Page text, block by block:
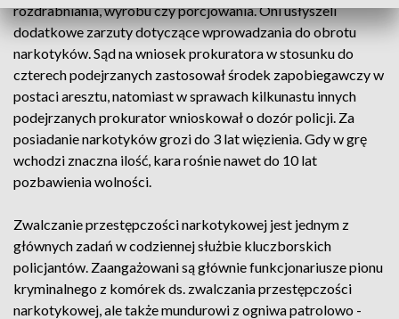
rozdrabniania, wyrobu czy porcjowania. Oni usłyszeli
dodatkowe zarzuty dotyczące wprowadzania do obrotu
narkotyków. Sąd na wniosek prokuratora w stosunku do
czterech podejrzanych zastosował środek zapobiegawczy w
postaci aresztu, natomiast w sprawach kilkunastu innych
podejrzanych prokurator wnioskował o dozór policji. Za
posiadanie narkotyków grozi do 3 lat więzienia. Gdy w grę
wchodzi znaczna ilość, kara rośnie nawet do 10 lat
pozbawienia wolności.
Zwalczanie przestępczości narkotykowej jest jednym z
głównych zadań w codziennej służbie kluczborskich
policjantów. Zaangażowani są głównie funkcjonariusze pionu
kryminalnego z komórek ds. zwalczania przestępczości
narkotykowej, ale także mundurowi z ogniwa patrolowo -